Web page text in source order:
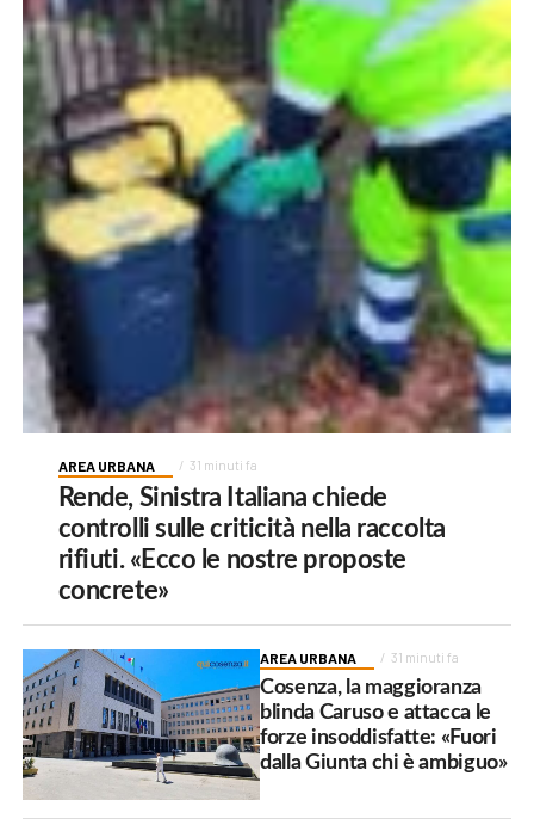
AREA URBANA 31 minuti fa
Rende, Sinistra Italiana chiede
controlli sulle criticità nella raccolta
rifiuti. «Ecco le nostre proposte
concrete»
AREA URBANA 31 minuti fa
Cosenza, la maggioranza
blinda Caruso e attacca le
forze insoddisfatte: «Fuori
dalla Giunta chi è ambiguo»